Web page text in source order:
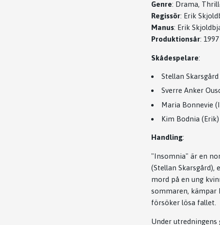
Genre: Drama,
Regissör: Erik
Manus: Erik
Produktionsår: 1997
Skådespelare:
Stellan
Sverre Anker
Maria Bonnevie
Kim Bodnia (Erik)
Handling:
"Insomnia" är en
(Stellan
mord på en ung
sommaren, kämpar
försöker lösa fallet.
Under